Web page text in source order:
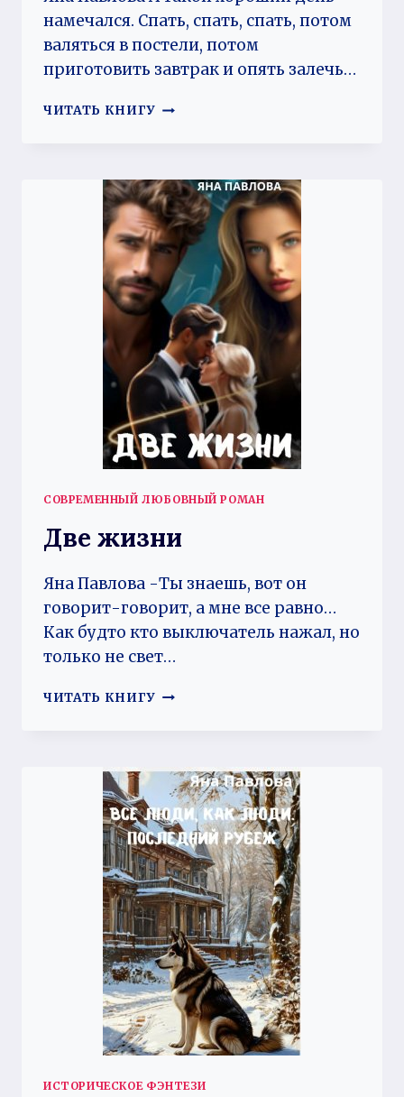
намечался. Спать, спать, спать, потом
валяться в постели, потом
приготовить завтрак и опять залечь…
ЧИТАТЬ КНИГУ ТОНКАЯ
СОВРЕМЕННЫЙ ЛЮБОВНЫЙ РОМАН
Две жизни
Яна Павлова -Ты знаешь, вот он
говорит-говорит, а мне все равно…
Как будто кто выключатель нажал, но
только не свет…
ЧИТАТЬ КНИГУ ДВЕ
ИСТОРИЧЕСКОЕ ФЭНТЕЗИ